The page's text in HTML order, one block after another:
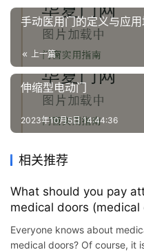
铝
门
门
套
安
安
装
维
修
门
登录
手动医用门的定义与应
上一篇
伸缩型电动门
2023年10月5日 14:44:36
相关推荐
What should you pay
medical doors
Everyone knows about
medical doors? Of course, it